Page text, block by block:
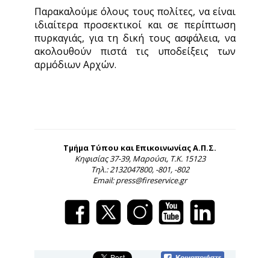
Παρακαλούμε όλους τους πολίτες, να είναι
ιδιαίτερα προσεκτικοί και σε περίπτωση
πυρκαγιάς, για τη δική τους ασφάλεια, να
ακολουθούν πιστά τις υποδείξεις των
αρμόδιων Αρχών.
Τμήμα Τύπου και Επικοινωνίας Α.Π.Σ.
Κηφισίας 37-39, Μαρούσι, Τ.Κ. 15123
Τηλ.: 2132047800, -801, -802
Email: press@fireservice.gr